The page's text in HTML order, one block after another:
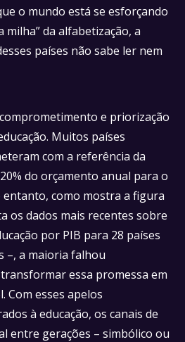
o mundo está se esforçando
milha” da alfabetização, a
países não sabe ler nem
e priorização
Muitos países
com a referência da
do orçamento anual para o
entanto, como mostra a figura
os dados mais recentes sobre
por PIB para 28 países
–, a maioria falhou
essa promessa em
Com esses apelos
à educação, os canais de
entre gerações – simbólico ou